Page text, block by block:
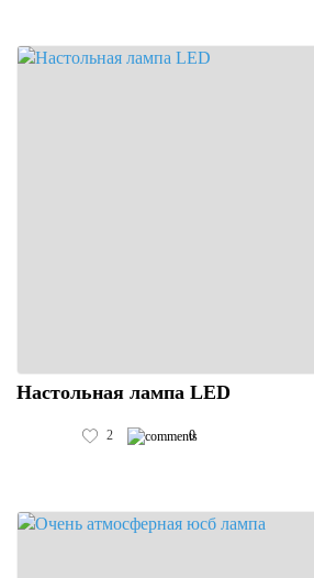
Настольная лампа LED
2 0